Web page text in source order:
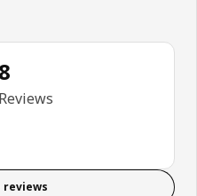
van 5 sterren. Totaal
8
Reviews
reviews